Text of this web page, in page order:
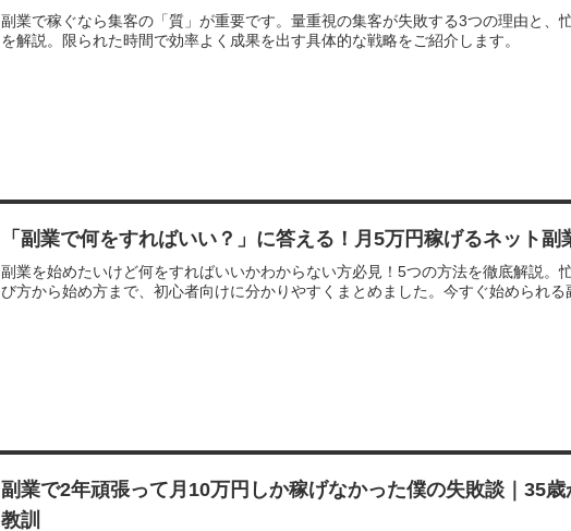
副業で稼ぐなら集客の「質」が重要です。量重視の集客が失敗する3つの理由と、
を解説。限られた時間で効率よく成果を出す具体的な戦略をご紹介します。
「副業で何をすればいい？」に答える！月5万円稼げるネット副
副業を始めたいけど何をすればいいかわからない方必見！5つの方法を徹底解説。
び方から始め方まで、初心者向けに分かりやすくまとめました。今すぐ始められる
副業で2年頑張って月10万円しか稼げなかった僕の失敗談｜35
教訓